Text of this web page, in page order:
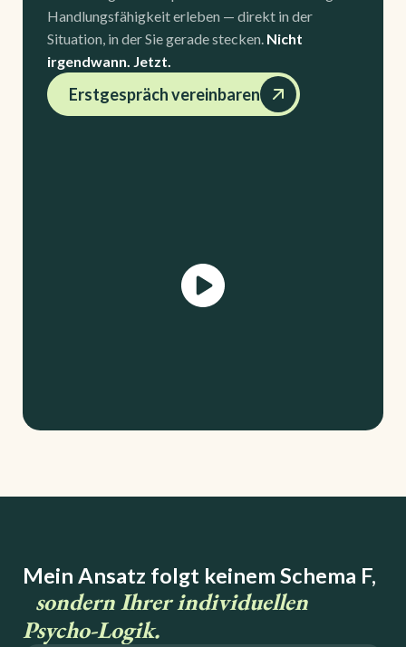
Handlungsfähigkeit erleben — direkt in der
Situation, in der Sie gerade stecken. Nicht
irgendwann. Jetzt.
Erstgespräch vereinbaren
Mein Ansatz folgt keinem Schema F,
sondern Ihrer individuellen
Psycho-Logik.